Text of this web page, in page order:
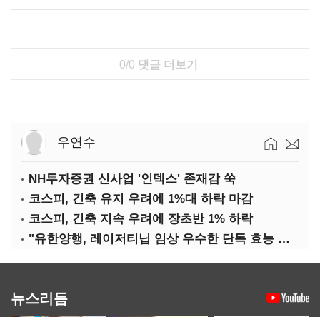
0/0 댓글 더보기
우연수
NH투자증권 신사업 '인덱스' 존재감 쑥
코스피, 긴축 유지 우려에 1%대 하락 마감
코스피, 긴축 지속 우려에 장초반 1% 하락
"유한양행, 레이저티닙 임상 우수한 단독 효능 입증"-대신
뉴스리듬